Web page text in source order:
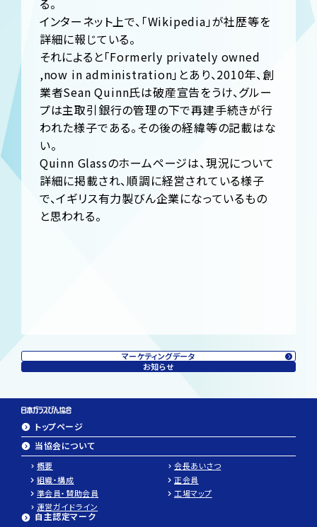
る。
インターネット上で、「Wikipedia」が社歴等を
詳細に報じている。
それによると「Formerly privately owned
,now in administration」とあり、2010年、創
業者Sean Quinn氏は破産宣告をうけ、グルー
プは主取引銀行の管理の下で再建手続きが行
われた様子である。その後の経緯等の記載はな
い。
Quinn Glassのホームページは、現況について
詳細に掲載され、順調に経営されている様子
で、イギリス有力製びん企業になっているもの
と思われる。
マーケティングデータ
お知らせ
トップページ
当協会について
概要
会長あいさつ
組織・構成
正会員
準会員・賛助会員
工場マップ
運営ガイドライン
自主認定マーク